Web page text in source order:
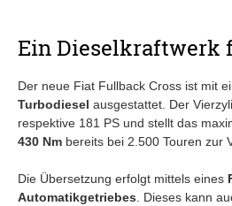
Ein Dieselkraftwerk
Der neue Fiat Fullback Cross ist mit
Turbodiesel ausgestattet. Der
respektive 181 PS und stellt das
430 Nm bereits bei 2.500 Touren zur
Die Übersetzung erfolgt mittels eines
Automatikgetriebes. Dieses kann